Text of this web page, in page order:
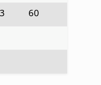
60